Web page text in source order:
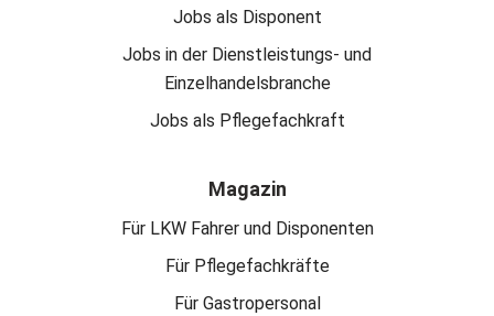
Jobs als Disponent
Jobs in der Dienstleistungs- und
Einzelhandelsbranche
Jobs als Pflegefachkraft
Magazin
Für LKW Fahrer und Disponenten
Für Pflegefachkräfte
Für Gastropersonal